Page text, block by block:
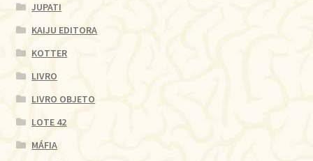
JUPATI
KAIJU EDITORA
KOTTER
LIVRO
LIVRO OBJETO
LOTE 42
MÁFIA